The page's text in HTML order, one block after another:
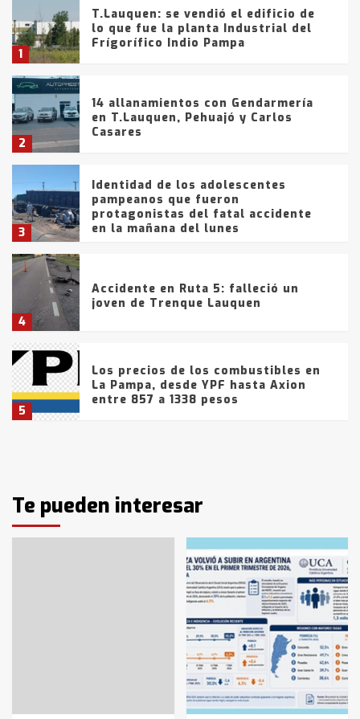
1
T.Lauquen: se vendió el edificio de
lo que fue la planta Industrial del
Frígorífico Indio Pampa
2
14 allanamientos con Gendarmería
en T.Lauquen, Pehuajó y Carlos
Casares
3
Identidad de los adolescentes
pampeanos que fueron
protagonistas del fatal accidente
en la mañana del lunes
4
Accidente en Ruta 5: falleció un
joven de Trenque Lauquen
5
Los precios de los combustibles en
La Pampa, desde YPF hasta Axion
entre 857 a 1338 pesos
6
de la provincia
T.Lauquen: tres jóvenes que
intentaron evadir a la Policía
fueron detenidos por
comercialización de drogas en la
tarde del sábado
T.Lauquen: se vendió el edificio de
lo que fue la planta Industrial del
Frígorífico Indio Pampa
Te pueden interesar